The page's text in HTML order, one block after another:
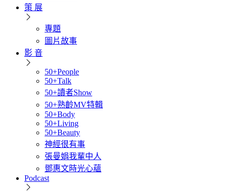
策 展
專題
圖片故事
影 音
50+People
50+Talk
50+讀者Show
50+熟齡MV特輯
50+Body
50+Living
50+Beauty
神經很有事
張曼娟我輩中人
鄧惠文時光心蘊
Podcast